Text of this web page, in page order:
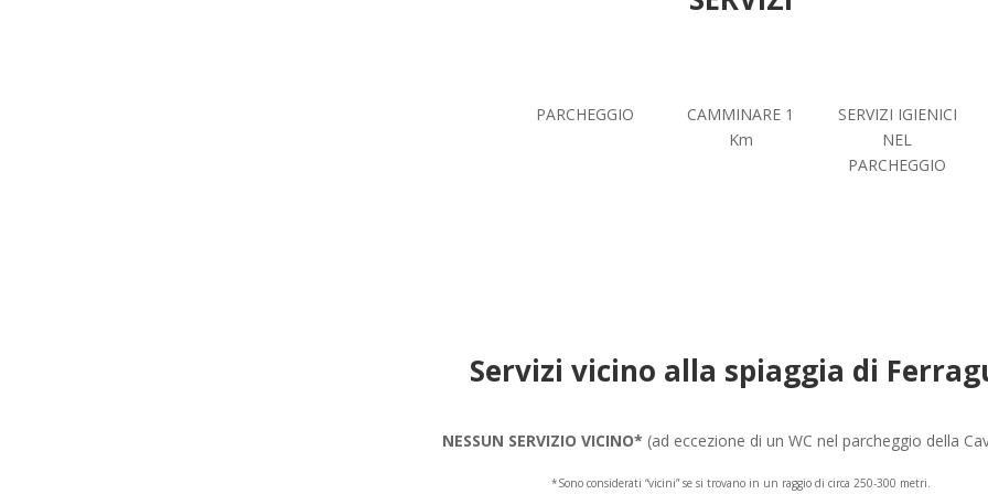
PARCHEGGIO
CAMMINARE 1
Km
SERVIZI IGIENICI
NEL
PARCHEGGIO
Servizi vicino alla spiaggia di
NESSUN SERVIZIO VICINO* (ad eccezione di un WC nel parcheggio della
*Sono considerati “vicini” se si trovano in un raggio di circa 250-300 metri.